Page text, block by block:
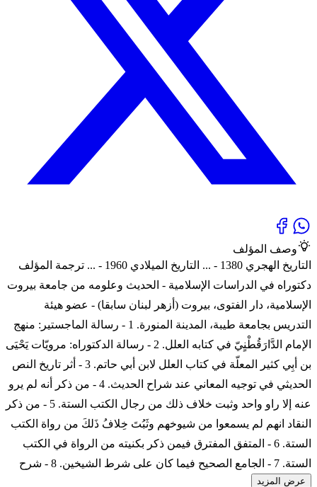
وصف المؤلف
التاريخ الهجري 1380 - ... التاريخ الميلادي 1960 - ... ترجمة المؤلف
دكتوراه في الدراسات الإسلامية - الحديث وعلومه من جامعة بيروت
الإسلامية، دار الفتوى، بيروت (أزهر لبنان سابقا) - عضو هيئة
التدريس بجامعة طيبة، المدينة المنورة. 1 - رسالة الماجستير: منهج
الإمام الدَّارَقُطْنٍيّ في كتابه العلل. 2 - رسالة الدكتوراه: مرويّات يَحْيَى
بن أبِي كثير المعلّة في كتاب العلل لابن أبي حاتم. 3 - أثر تاريخ النص
الحديثي في توجيه المعاني عند شراح الحديث. 4 - من ذكر أنه لم يرو
عنه إلا راو واحد وثبت خلاف ذلك من رجال الكتب الستة. 5 - من ذكر
النقاد انهم لم يسمعوا من شيوخهم وثَبُتَ خِلافُ ذَلكَ من رواة الكتب
الستة. 6 - المتفق المفترق فيمن ذكر بكنيته من الرواة في الكتب
الستة. 7 - الجامع الصحيح فيما كان على شرط الشيخين. 8 - شرح
عرض المزيد